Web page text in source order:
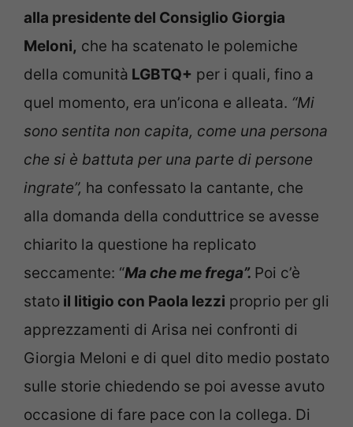
alla presidente del Consiglio Giorgia
Meloni, che ha scatenato le polemiche
della comunità LGBTQ+ per i quali, fino a
quel momento, era un’icona e alleata. “Mi
sono sentita non capita, come una persona
che si è battuta per una parte di persone
ingrate”, ha confessato la cantante, che
alla domanda della conduttrice se avesse
chiarito la questione ha replicato
seccamente: “Ma che me frega”. Poi c’è
stato il litigio con Paola Iezzi proprio per gli
apprezzamenti di Arisa nei confronti di
Giorgia Meloni e di quel dito medio postato
sulle storie chiedendo se poi avesse avuto
occasione di fare pace con la collega. Di